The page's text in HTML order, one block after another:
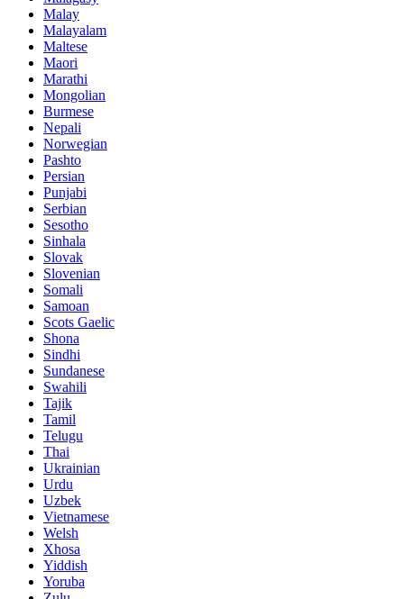
Malay
Malayalam
Maltese
Maori
Marathi
Mongolian
Burmese
Nepali
Norwegian
Pashto
Persian
Punjabi
Serbian
Sesotho
Sinhala
Slovak
Slovenian
Somali
Samoan
Scots Gaelic
Shona
Sindhi
Sundanese
Swahili
Tajik
Tamil
Telugu
Thai
Ukrainian
Urdu
Uzbek
Vietnamese
Welsh
Xhosa
Yiddish
Yoruba